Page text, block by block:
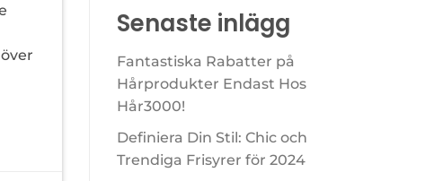
Senaste inlägg
Fantastiska Rabatter på
Hårprodukter Endast Hos
Hår3000!
Definiera Din Stil: Chic och
Trendiga Frisyrer för 2024